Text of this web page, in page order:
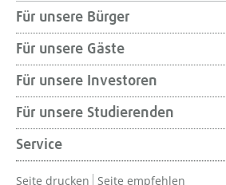
Für unsere Bürger
Für unsere Gäste
Für unsere Investoren
Für unsere Studierenden
Service
Seite drucken Seite empfehlen